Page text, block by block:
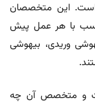
است. این متخصصان
با هر عمل پیش
وریدی، بیهوشی
و متخصص آن چه